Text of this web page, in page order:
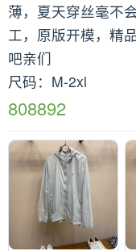
薄，夏天穿丝毫不
工，原版开模，精
吧亲们
尺码：M-2xl
808892